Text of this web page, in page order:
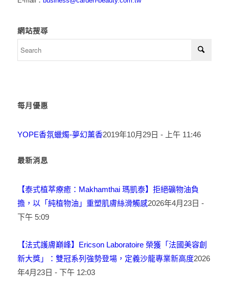
網站搜尋
每月優惠
YOPE香氛蠟燭-夢幻薰香2019年10月29日 - 上午 11:46
最新消息
【泰式植萃療癒：Makhamthai 瑪凱泰】拒絕礦物油負
擔，以「純植物油」重塑肌膚絲滑觸感2026年4月23日 -
下午 5:09
【法式護膚巔峰】Ericson Laboratoire 榮獲「法國美容創
新大獎」：雙冠系列強勢登場，定義沙龍專業新高度2026
年4月23日 - 下午 12:03